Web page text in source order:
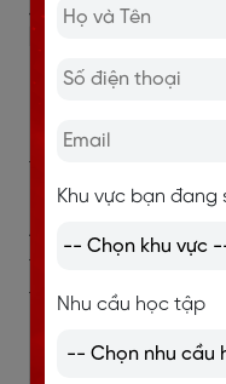
5. Xem phim
hình song ngữ
hình là một cách
tiếng Anh cho người
phụ đề song ngữ.
Anh giúp bạn dễ
trợ bạn hiểu rõ
trúc câu mà bạn chưa
Khi xem, hãy chú ý
Khu vực bạn đang
Nhu cầu học tập